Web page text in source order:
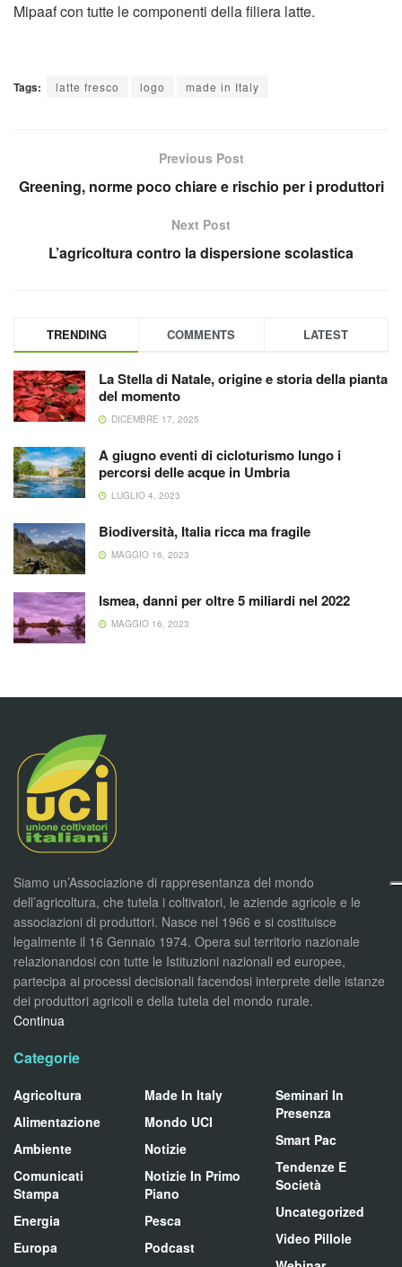
Mipaaf con tutte le componenti della filiera latte.
Tags: latte fresco logo made in Italy
Previous Post
Greening, norme poco chiare e rischio per i produttori
Next Post
L’agricoltura contro la dispersione scolastica
TRENDING COMMENTS LATEST
La Stella di Natale, origine e storia della pianta
del momento
DICEMBRE 17, 2025
A giugno eventi di cicloturismo lungo i
percorsi delle acque in Umbria
LUGLIO 4, 2023
Biodiversità, Italia ricca ma fragile
MAGGIO 16, 2023
Ismea, danni per oltre 5 miliardi nel 2022
MAGGIO 16, 2023
Siamo un’Associazione di rappresentanza del mondo
dell’agricoltura, che tutela i coltivatori, le aziende agricole e le
associazioni di produttori. Nasce nel 1966 e si costituisce
legalmente il 16 Gennaio 1974. Opera sul territorio nazionale
relazionandosi con tutte le Istituzioni nazionali ed europee,
partecipa ai processi decisionali facendosi interprete delle istanze
dei produttori agricoli e della tutela del mondo rurale.
Continua
Categorie
Agricoltura
Alimentazione
Ambiente
Comunicati
Stampa
Energia
Europa
Made In Italy
Mondo UCI
Notizie
Notizie In Primo
Piano
Pesca
Podcast
Seminari In
Presenza
Smart Pac
Tendenze E
Società
Uncategorized
Video Pillole